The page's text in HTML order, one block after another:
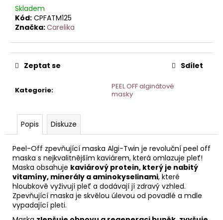
Skladem
Kód: CPFATM125
Značka:Carelika
Kategorie:
PEEL OFF alginátové
masky
Zeptat se Sdílet
Popis Diskuze
Peel-Off zpevňující maska Algi-Twin je revoluční peel off
maska s nejkvalitnějším kaviárem, která omlazuje pleť!
Maska obsahuje kaviárový protein, který je nabitý
vitamíny, minerály a aminokyselinami, které
hloubkově vyživují pleť a dodávají jí zdravý vzhled.
Zpevňující maska je skvělou úlevou od povadlé a mdle
vypadající pleti.
D
o
p
o
r
u
m
ČISTÍCÍ
MLÉKO
S
EXTRAKTEM
Z
BAVLNY
50
ML